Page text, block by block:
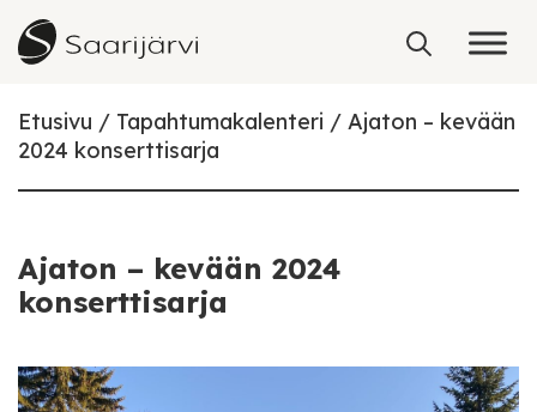
Skip to content
Etusivu Tapahtumakalenteri
Ajaton – kevään
2024 konserttisarja
Ajaton – kevään 2024
konserttisarja